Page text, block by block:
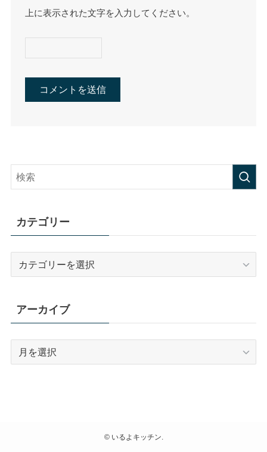
上に表示された文字を入力してください。
カテゴリー
リ
ー
アーカイブ
©いるよキッチン.